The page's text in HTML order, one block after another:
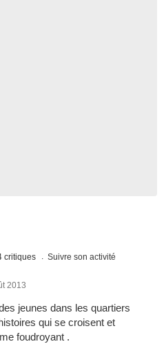
critiques Suivre son activité
2013
jeunes dans les quartiers
qui se croisent et
foudroyant .